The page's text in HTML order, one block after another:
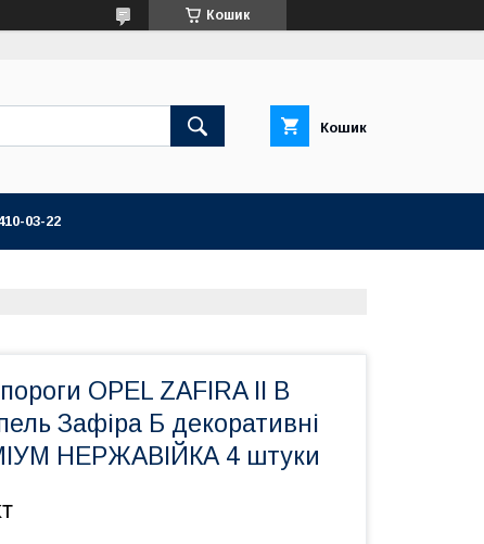
Кошик
Кошик
03-22
OPEL ZAFIRA II B
Зафіра Б декоративні
НЕРЖАВІЙКА 4 штуки